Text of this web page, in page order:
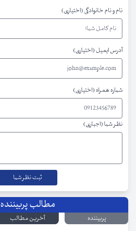
نام و نام خانوادگی (اختیاری)
آدرس ایمیل (اختیاری)
شماره همراه (اختیاری)
نظر شما (اجباری)
مطالب پربیننده
پربیننده
آخرین مطالب